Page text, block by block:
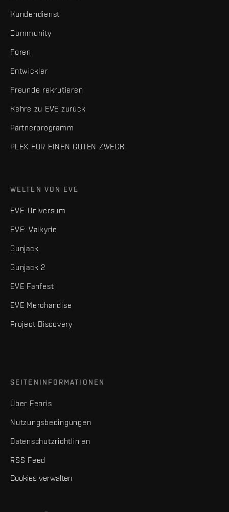
Kundendienst
Community
Foren
Entwickler
Freunde rekrutieren
Kehre zu EVE zurück
Partnerprogramm
PLEX FÜR EINEN GUTEN ZWECK
WELTEN VON EVE
EVE-Universum
EVE: Valkyrie
Gunjack
Gunjack 2
EVE Fanfest
EVE Merchandise
Project Discovery
SEITENINFORMATIONEN
Über Fenris
Nutzungsbedingungen
Datenschutzrichtlinien
RSS Feed
Cookies verwalten